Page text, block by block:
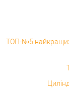
ТОП-№5 найкращих